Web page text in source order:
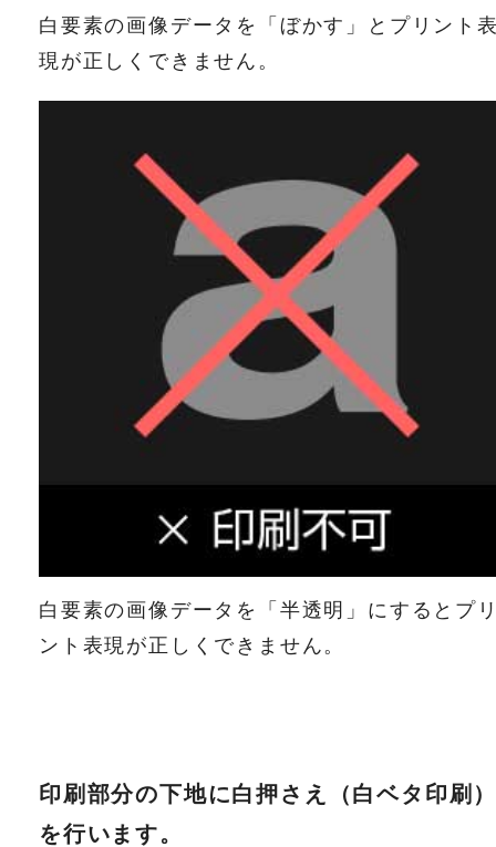
白要素の画像データを「ぼかす」とプリント
現が正しくできません。
白要素の画像データを「半透明」にするとプ
ント表現が正しくできません。
印刷部分の下地に白押さえ（白ベタ印刷
を行います。